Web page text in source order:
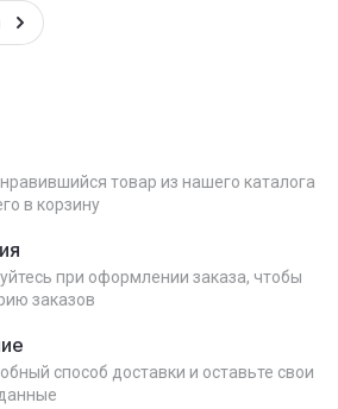
товар из нашего каталога
в корзину
при оформлении заказа, чтобы
заказов
способ доставки и оставьте свои